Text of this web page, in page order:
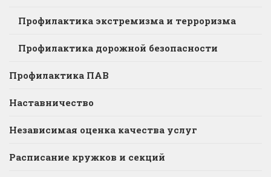
Профилактика экстремизма и терроризма
Профилактика дорожной безопасности
Профилактика ПАВ
Наставничество
Независимая оценка качества услуг
Расписание кружков и секций